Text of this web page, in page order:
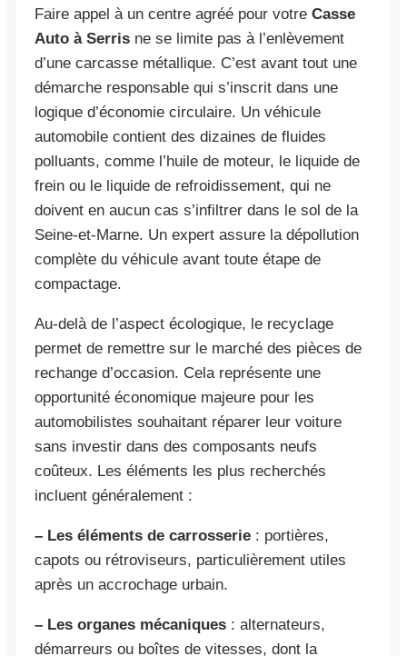
Faire appel à un centre agréé pour votre Casse
Auto à Serris ne se limite pas à l’enlèvement
d’une carcasse métallique. C’est avant tout une
démarche responsable qui s’inscrit dans une
logique d’économie circulaire. Un véhicule
automobile contient des dizaines de fluides
polluants, comme l’huile de moteur, le liquide de
frein ou le liquide de refroidissement, qui ne
doivent en aucun cas s’infiltrer dans le sol de la
Seine-et-Marne. Un expert assure la dépollution
complète du véhicule avant toute étape de
compactage.
Au-delà de l’aspect écologique, le recyclage
permet de remettre sur le marché des pièces de
rechange d’occasion. Cela représente une
opportunité économique majeure pour les
automobilistes souhaitant réparer leur voiture
sans investir dans des composants neufs
coûteux. Les éléments les plus recherchés
incluent généralement :
– Les éléments de carrosserie : portières,
capots ou rétroviseurs, particulièrement utiles
après un accrochage urbain.
– Les organes mécaniques : alternateurs,
démarreurs ou boîtes de vitesses, dont la